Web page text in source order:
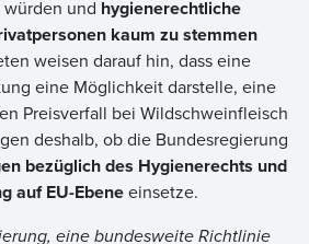
und hygienerechtliche
kaum zu stemmen
weisen darauf hin, dass eine
eine Möglichkeit darstelle, eine
Preisverfall bei Wildschweinfleisch
deshalb, ob die Bundesregierung
bezüglich des Hygienerechts und
auf EU-Ebeneeinsetze.
eine bundesweite Richtlinie